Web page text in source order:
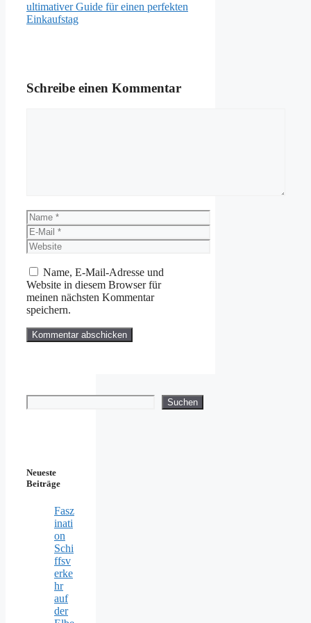
ultimativer Guide für einen perfekten
Einkaufstag
Schreibe einen Kommentar
Name
E-
Mail
Website
Name, E-Mail-Adresse und
Website in diesem Browser für
meinen nächsten Kommentar
speichern.
Suchen
Neueste
Beiträge
Fasz
inati
on
Schi
ffsv
erke
hr
auf
der